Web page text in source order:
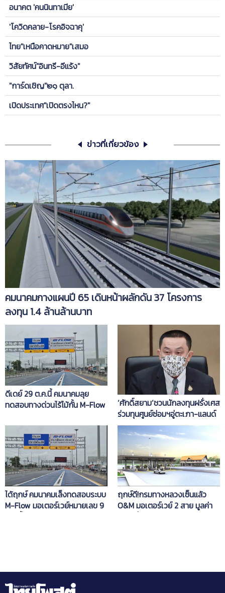
อนาคต 'คนนินทาเมีย'
'โควิดคลาย-โรคอิจฉาคุ'
ไทย"เหนือคาดหมาย"เสมอ
วิสัยทัศน์"อินทรี-อีแร้ง"
"การ์ดเชิญ"๒๑ ตุลา.
เปิดประเทศ"เปิดตรงไหน?"
ข่าวที่เกี่ยวข้อง
คมนาคมกางแผนปี 65 เดินหน้าผลักดัน 37 โครงการ
ลงทุน 1.4 ล้านล้านบาท
ดีเดย์ 29 ต.ค.นี้ คมนาคมลุย
ทดสอบทางด่วนไร้ไม้กั้น M-Flow
‘ศักดิ์สยาม’ชวนนักลงทุนฝรั่งเศส
ร่วมทุนศูนย์ซ่อมฯอู่ตะเภา-แลนด์
บริดจ์
ได้ฤกษ์ คมนาคมเล็งทดสอบระบบ
M-Flow มอเตอร์เวย์หมายเลข 9
ฤกษ์ดี!กรมทางหลวงเซ็นแล้ว
O&M มอเตอร์เวย์ 2 สาย มูลค่า